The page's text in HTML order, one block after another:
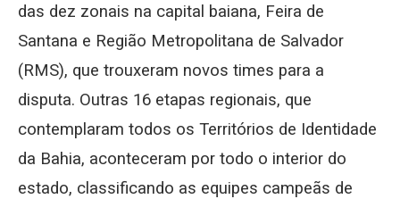
das dez zonais na capital baiana, Feira de
Santana e Região Metropolitana de Salvador
(RMS), que trouxeram novos times para a
disputa. Outras 16 etapas regionais, que
contemplaram todos os Territórios de Identidade
da Bahia, aconteceram por todo o interior do
estado, classificando as equipes campeãs de